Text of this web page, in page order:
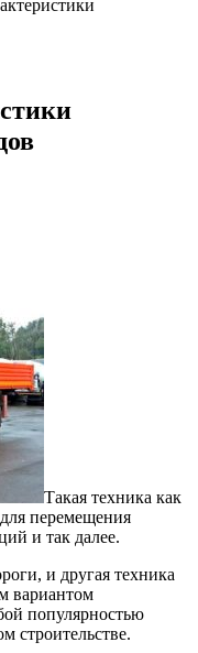
Такая техника как
перемещения
и так далее.
и другая техника
вариантом
популярностью
строительстве.